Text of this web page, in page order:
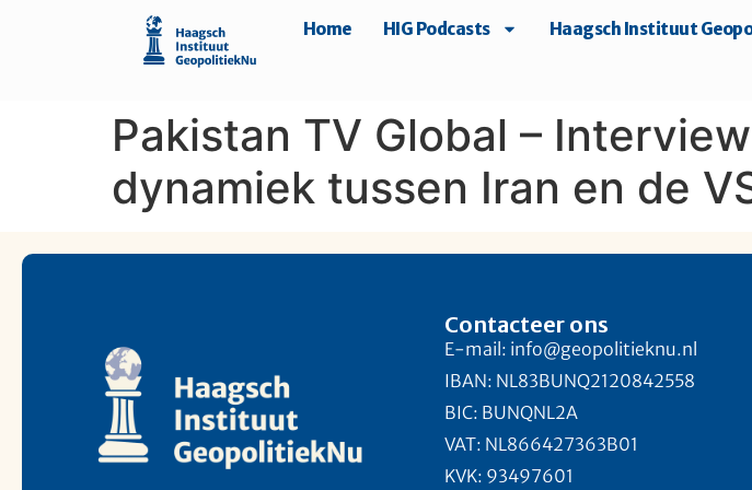
Home HIG Podcasts Haagsch Instituut
Pakistan TV Global –
dynamiek tussen Iran en de
Contacteer ons
E-mail: info@geopolitieknu.nl
IBAN: NL83BUNQ2120842558
BIC: BUNQNL2A
VAT: NL866427363B01
KVK: 93497601